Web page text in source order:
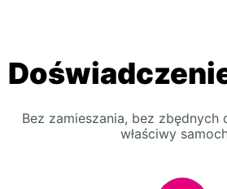
Bez zamieszania, bez zbędnych
właściwy